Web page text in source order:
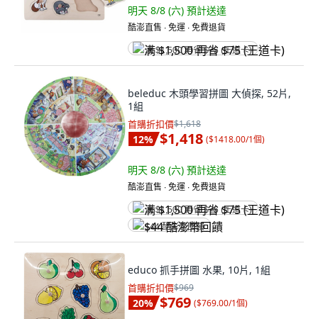
明天 8/8 (六) 預計送達
酷澎直售 ∙ 免運 ∙ 免費退貨
满 $1,500 再省 $75 (王道卡)
beleduc 木頭學習拼圖 大偵探, 52片,
1組
首購折扣價$1,618
12% $1,418 ($1418.00/1個)
明天 8/8 (六) 預計送達
酷澎直售 ∙ 免運 ∙ 免費退貨
满 $1,500 再省 $75 (王道卡)
$44 酷澎幣回饋
educo 抓手拼圖 水果, 10片, 1組
首購折扣價$969
20% $769 ($769.00/1個)